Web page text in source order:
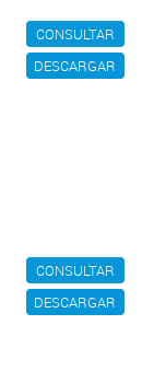
CONSULTAR
DESCARGAR
CONSULTAR
DESCARGAR